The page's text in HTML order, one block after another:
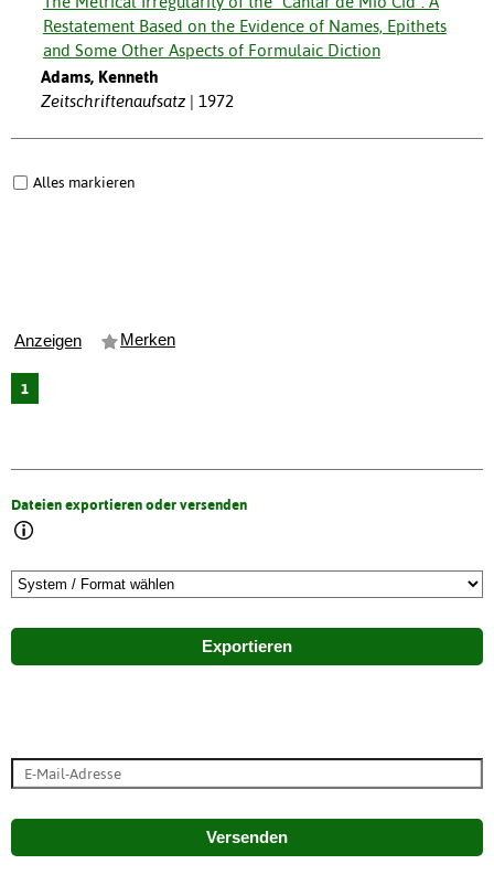
Restatement Based on the Evidence of Names, Epithets
and Some Other Aspects of Formulaic Diction
Adams, Kenneth
Zeitschriftenaufsatz
1972
Alles markieren
Anzeigen Merken
1
Dateien exportieren oder versenden
Exportieren
Versenden